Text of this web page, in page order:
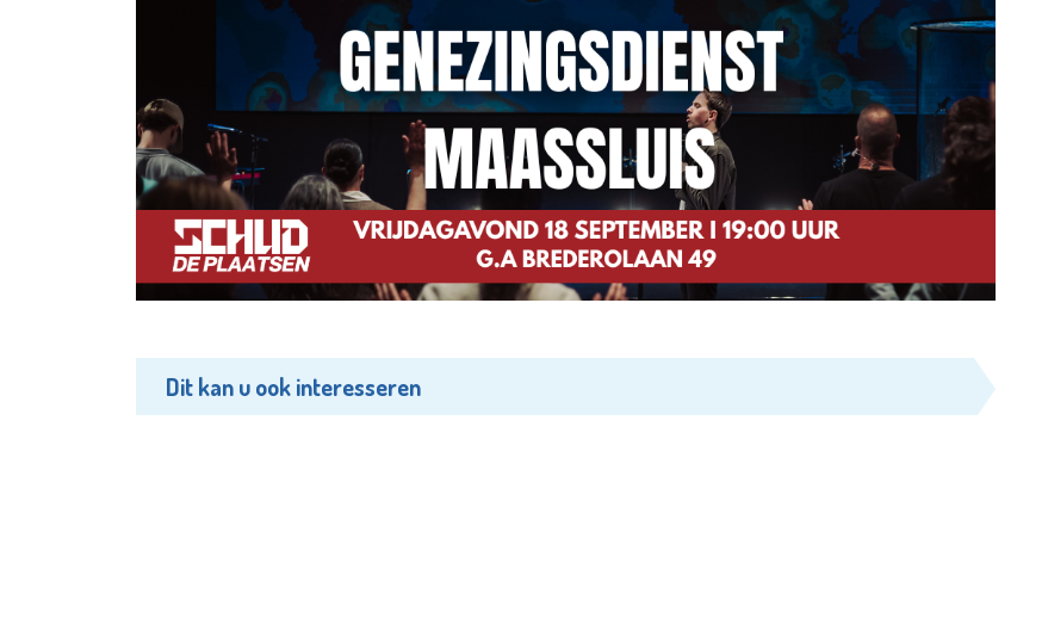
Dit kan u ook interesseren